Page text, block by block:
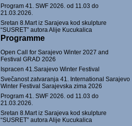
Program 41. SWF 2026. od 11.03 do
21.03.2026.
Sretan 8.Mart iz Sarajeva kod skulpture
“SUSRET” autora Alije Kucukalica
Programme
Open Call for Sarajevo Winter 2027 and
Festival GRAD 2026
Ispracen 41.Sarajevo Winter Festival
Svečanost zatvaranja 41. International Sarajevo
Winter Festival Sarajevska zima 2026
Program 41. SWF 2026. od 11.03 do
21.03.2026.
Sretan 8.Mart iz Sarajeva kod skulpture
“SUSRET” autora Alije Kucukalica